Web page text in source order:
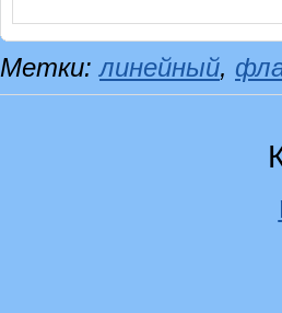
Метки:линейный,